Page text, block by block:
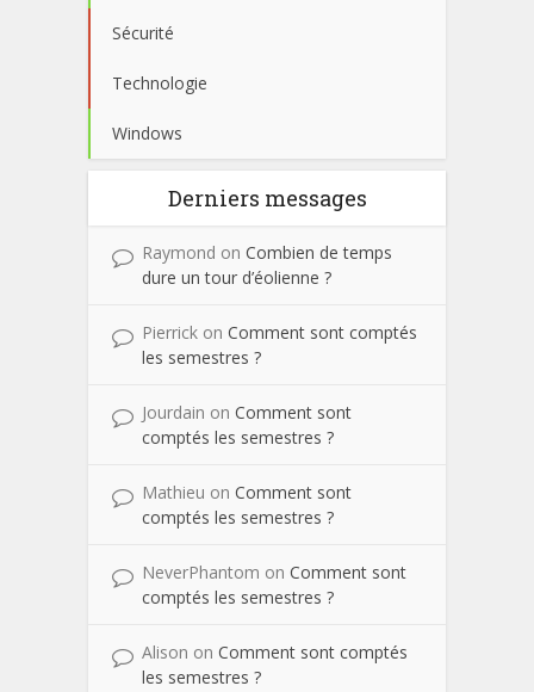
Sécurité
Technologie
Windows
Derniers messages
Raymond on Combien de temps
dure un tour d’éolienne ?
Pierrick on Comment sont comptés
les semestres ?
Jourdain on Comment sont
comptés les semestres ?
Mathieu on Comment sont
comptés les semestres ?
NeverPhantom on Comment sont
comptés les semestres ?
Alison on Comment sont comptés
les semestres ?